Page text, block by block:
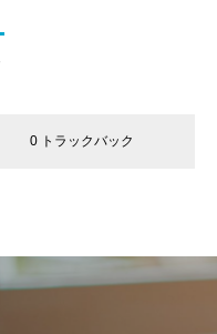
0 トラックバック